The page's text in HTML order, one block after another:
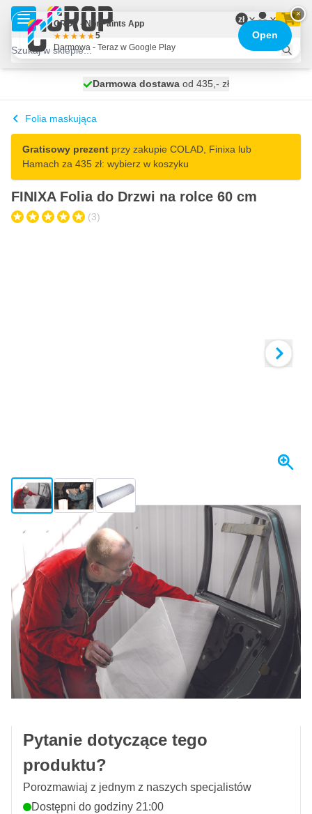
Przejdź do treści
zł
wysyłka dzisiaj
Darmowa dostawa od 435,- zł
100 dni
Folia maskująca
Gratisowy prezent przy zakupie COLAD, Finixa lub
Hamach za 435 zł: wybierz w koszyku
FINIXA Folia do Drzwi na rolce 60 cm
(3)
View larger imageView larger imageView larger image
W magazynie
364,90zł Z VAT
Ilość
Dodaj do koszyka
Zamów przed 23:59,
wysyłka dzisiaj
Darmowa dostawa
100 dnina zwrot i wymianę
Pytanie dotyczące tego
produktu?
Porozmawiaj z jednym z naszych specjalistów
Dostępni do godziny 21:00
×
CROP - NonPaints App
5
Darmowa - Teraz w Google Play
Open